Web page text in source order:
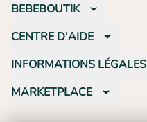
BEBEBOUTIK
CENTRE D'AIDE
INFORMATIONS LÉGALES
MARKETPLACE